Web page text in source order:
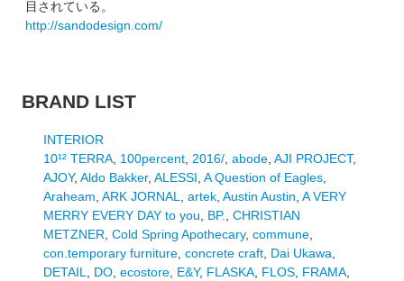
目されている。
http://sandodesign.com/
BRAND LIST
INTERIOR
10¹² TERRA, 100percent, 2016/, abode, AJI PROJECT,
AJOY, Aldo Bakker, ALESSI, A Question of Eagles,
Araheam, ARK JORNAL, artek, Austin Austin, A VERY
MERRY EVERY DAY to you, BP., CHRISTIAN
METZNER, Cold Spring Apothecary, commune,
con.temporary furniture, concrete craft, Dai Ukawa,
DETAIL, DO, ecostore, E&Y, FLASKA, FLOS, FRAMA,